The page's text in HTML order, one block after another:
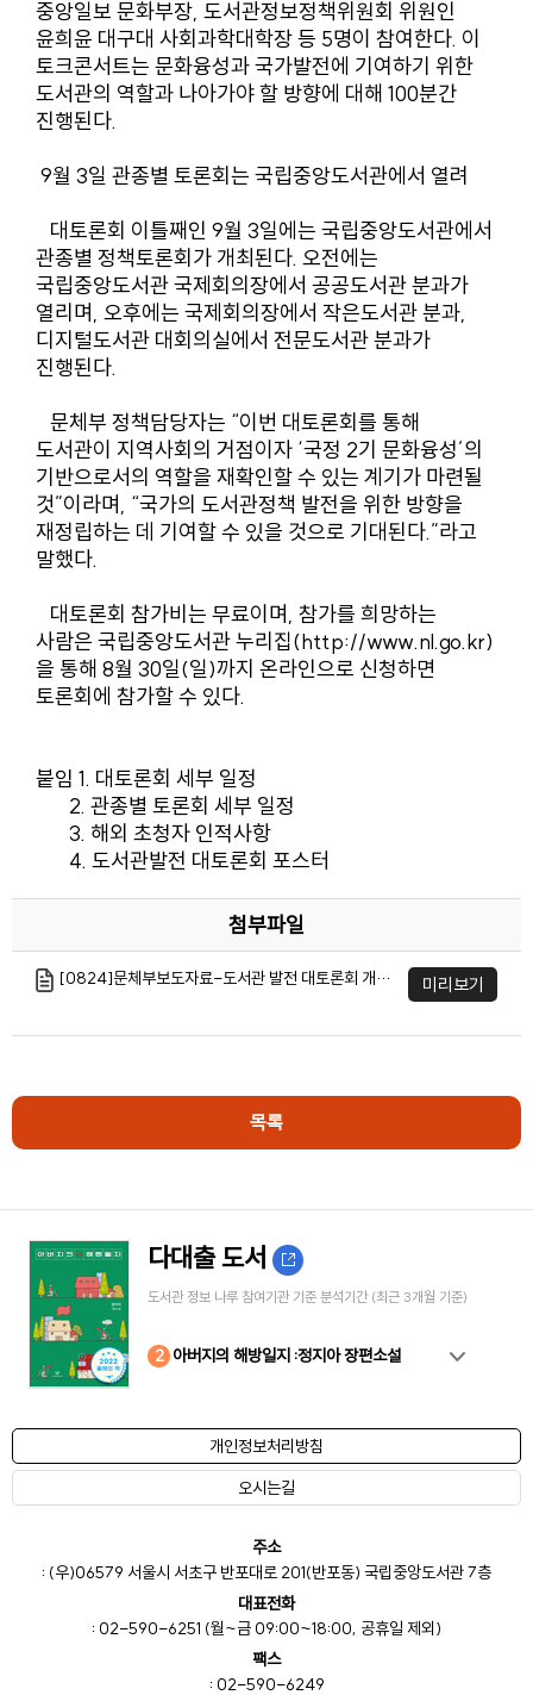
중앙일보 문화부장, 도서관정보정책위원회 위원인
윤희윤 대구대 사회과학대학장 등 5명이 참여한다. 이
토크콘서트는 문화융성과 국가발전에 기여하기 위한
도서관의 역할과 나아가야 할 방향에 대해 100분간
진행된다.
9월 3일 관종별 토론회는 국립중앙도서관에서 열려
대토론회 이틀째인 9월 3일에는 국립중앙도서관에서
관종별 정책토론회가 개최된다. 오전에는
국립중앙도서관 국제회의장에서 공공도서관 분과가
열리며, 오후에는 국제회의장에서 작은도서관 분과,
디지털도서관 대회의실에서 전문도서관 분과가
진행된다.
문체부 정책담당자는 “이번 대토론회를 통해
도서관이 지역사회의 거점이자 ‘국정 2기 문화융성’의
기반으로서의 역할을 재확인할 수 있는 계기가 마련될
것”이라며, “국가의 도서관정책 발전을 위한 방향을
재정립하는 데 기여할 수 있을 것으로 기대된다.”라고
말했다.
대토론회 참가비는 무료이며, 참가를 희망하는
사람은 국립중앙도서관 누리집(http://www.nl.go.kr)
을 통해 8월 30일(일)까지 온라인으로 신청하면
토론회에 참가할 수 있다.
붙임 1. 대토론회 세부 일정
2. 관종별 토론회 세부 일정
3. 해외 초청자 인적사항
4. 도서관발전 대토론회 포스터
첨부파일
[0824]문체부보도자료-도서관 발전 대토론회 개최 (3).hwp 미리보기
목록
다대출 도서
도서관 정보 나루 참여기관 기준 분석기간 (최근 3개월 기준)
1
2 아버지의 해방일지 :정지아 장편소설
3
4
5
6
7
8
9
10
개인정보처리방침
오시는길
주소
: (우)06579 서울시 서초구 반포대로 201(반포동) 국립중앙도서관 7층
대표전화
: 02-590-6251 (월~금 09:00~18:00, 공휴일 제외)
팩스
: 02-590-6249